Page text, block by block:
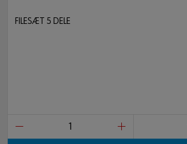
FILESÆT 5 DELE